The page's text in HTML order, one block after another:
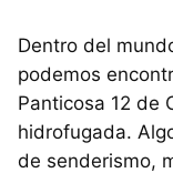
Dentro del
podemos
Panticosa 12 de
hidrofugada.
de senderismo,